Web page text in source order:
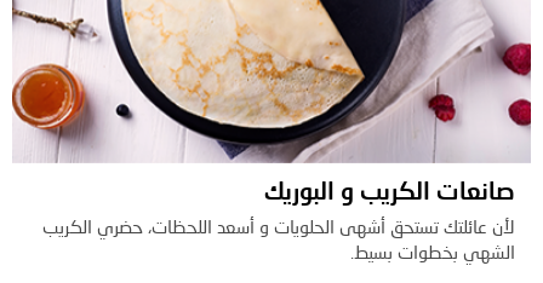
صانعات الكريب و البوريك
لأن عائلتك تستحق أشهى الحلويات و أسعد اللحظات، حضري الكريب
الشهي بخطوات بسيط.